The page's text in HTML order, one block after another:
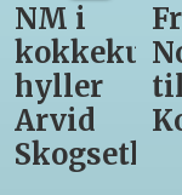
Fra
NorEngros
til